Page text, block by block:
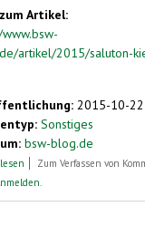
Artikel:
artikel/2015/saluton-
external)
2015-10-22
Sonstiges
bsw-blog.de
über Saluto, kiel vi fartas?
Zum Verfassen von
.